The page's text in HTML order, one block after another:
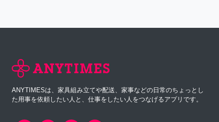
ANYTIMESは、家具組み立てや配送、家事などの日常のちょっとし
た用事を依頼したい人と、仕事をしたい人をつなげるアプリです。